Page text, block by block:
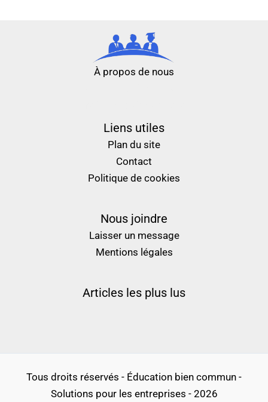
À propos de nous
Liens utiles
Plan du site
Contact
Politique de cookies
Nous joindre
Laisser un message
Mentions légales
Articles les plus lus
Tous droits réservés - Éducation bien commun -
Solutions pour les entreprises - 2026